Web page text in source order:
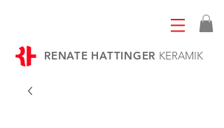
RENATE HATTINGER KERAMIK